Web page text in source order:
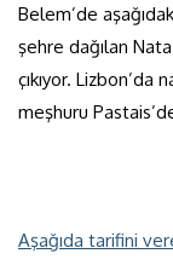
Belem’de
şehre dağılan
çıkıyor.
meşhuru
Aşağıda tarifini